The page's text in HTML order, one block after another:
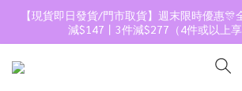
【現貨即日發貨/門市取貨】週末限時優惠
減$147丨3件減$277（4件或以上享